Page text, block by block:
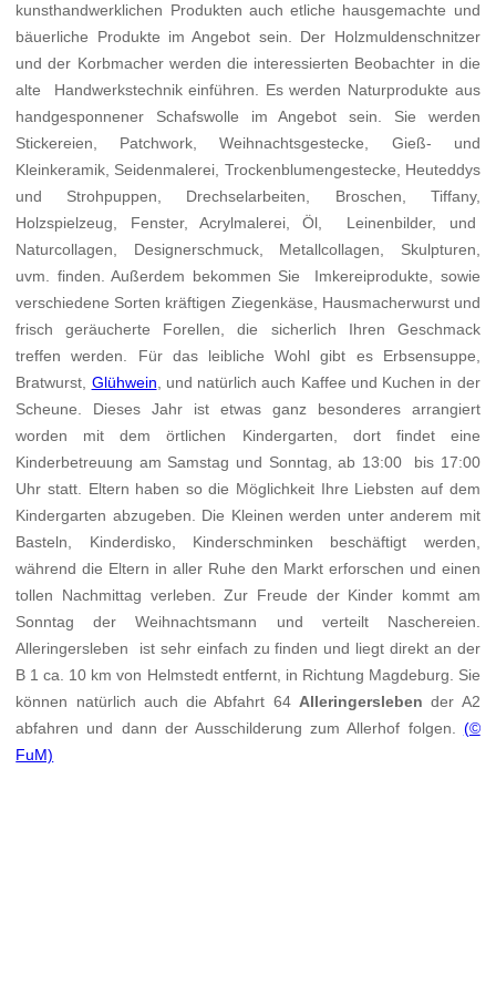
kunsthandwerklichen Produkten auch etliche hausgemachte und
bäuerliche Produkte im Angebot sein. Der Holzmuldenschnitzer
und der Korbmacher werden die interessierten Beobachter in die
alte Handwerkstechnik einführen. Es werden Naturprodukte aus
handgesponnener Schafswolle im Angebot sein. Sie werden
Stickereien, Patchwork, Weihnachtsgestecke, Gieß- und
Kleinkeramik, Seidenmalerei, Trockenblumengestecke, Heuteddys
und Strohpuppen, Drechselarbeiten, Broschen, Tiffany,
Holzspielzeug, Fenster, Acrylmalerei, Öl, Leinenbilder, und
Naturcollagen, Designerschmuck, Metallcollagen, Skulpturen,
uvm. finden. Außerdem bekommen Sie Imkereiprodukte, sowie
verschiedene Sorten kräftigen Ziegenkäse, Hausmacherwurst und
frisch geräucherte Forellen, die sicherlich Ihren Geschmack
treffen werden. Für das leibliche Wohl gibt es Erbsensuppe,
Bratwurst, Glühwein, und natürlich auch Kaffee und Kuchen in der
Scheune. Dieses Jahr ist etwas ganz besonderes arrangiert
worden mit dem örtlichen Kindergarten, dort findet eine
Kinderbetreuung am Samstag und Sonntag, ab 13:00 bis 17:00
Uhr statt. Eltern haben so die Möglichkeit Ihre Liebsten auf dem
Kindergarten abzugeben. Die Kleinen werden unter anderem mit
Basteln, Kinderdisko, Kinderschminken beschäftigt werden,
während die Eltern in aller Ruhe den Markt erforschen und einen
tollen Nachmittag verleben. Zur Freude der Kinder kommt am
Sonntag der Weihnachtsmann und verteilt Naschereien.
Alleringersleben ist sehr einfach zu finden und liegt direkt an der
B 1 ca. 10 km von Helmstedt entfernt, in Richtung Magdeburg. Sie
können natürlich auch die Abfahrt 64Alleringersleben der A2
abfahren und dann der Ausschilderung zum Allerhof folgen. (©
FuM)